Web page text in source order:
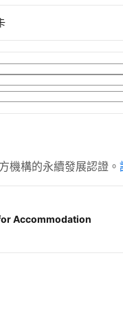
機構的永續發展認證。
Accommodation